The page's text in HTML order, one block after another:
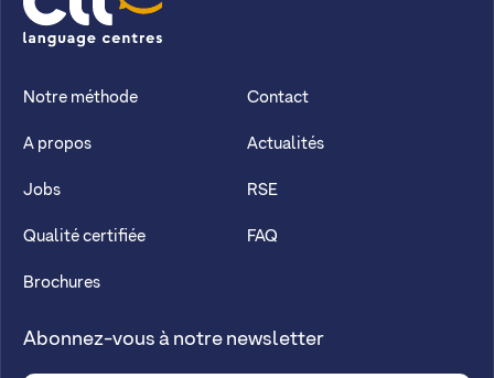
CLL
Notre méthode
A propos
Jobs
Qualité certifiée
Brochures
Contact
Actualités
RSE
FAQ
Abonnez-vous à notre newsletter